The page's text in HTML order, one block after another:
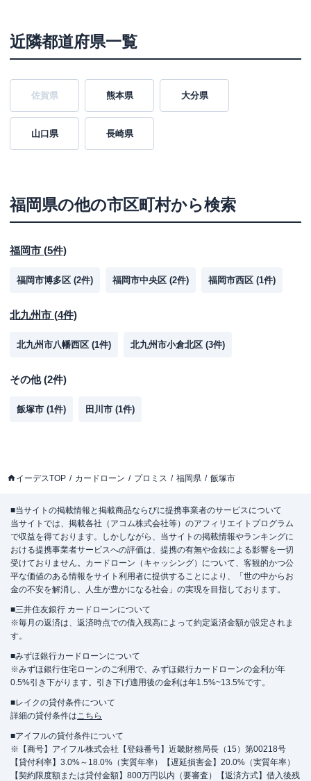
近隣都道府県一覧
佐賀県 熊本県 大分県
山口県 長崎県
福岡県の他の市区町村から検索
福岡市 (5件)
福岡市博多区 (2件) 福岡市中央区 (2件) 福岡市西区 (1件)
北九州市 (4件)
北九州市八幡西区 (1件) 北九州市小倉北区 (3件)
その他(2件)
飯塚市 (1件) 田川市 (1件)
イーデスTOP カードローン プロミス 福岡県 飯塚市
■当サイトの掲載情報と掲載商品ならびに提携事業者のサービスについて
当サイトでは、掲載各社（アコム株式会社等）のアフィリエイトプログラム
で収益を得ております。しかしながら、当サイトの掲載情報やランキングに
おける提携事業者サービスへの評価は、提携の有無や金銭による影響を一切
受けておりません。カードローン（キャッシング）について、客観的かつ公
平な価値のある情報をサイト利用者に提供することにより、「世の中からお
金の不安を解消し、人生が豊かになる社会」の実現を目指しております。
■三井住友銀行 カードローンについて
※毎月の返済は、返済時点での借入残高によって約定返済金額が設定されま
す。
■みずほ銀行カードローンについて
※みずほ銀行住宅ローンのご利用で、みずほ銀行カードローンの金利が年
0.5%引き下がります。引き下げ適用後の金利は年1.5%~13.5%です。
■レイクの貸付条件について
詳細の貸付条件はこちら
■アイフルの貸付条件について
※【商号】アイフル株式会社【登録番号】近畿財務局長（15）第00218号
【貸付利率】3.0%～18.0%（実質年率）【遅延損害金】20.0%（実質年率）
【契約限度額または貸付金額】800万円以内（要審査）【返済方式】借入後残